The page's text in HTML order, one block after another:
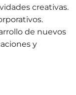
creativas.
de nuevos
y